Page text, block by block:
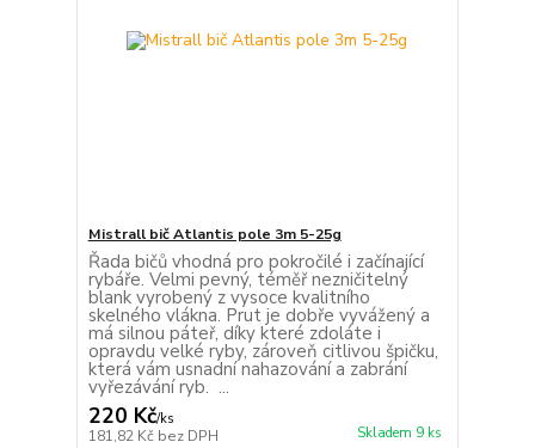
Mistrall bič Atlantis pole 3m 5-25g
Řada bičů vhodná pro pokročilé i začínající
rybáře. Velmi pevný, téměř nezničitelný
blank vyrobený z vysoce kvalitního
skelného vlákna. Prut je dobře vyvážený a
má silnou páteř, díky které zdoláte i
opravdu velké ryby, zároveň citlivou špičku,
která vám usnadní nahazování a zabrání
vyřezávání ryb. ...
220 Kč/ks
181,82 Kč bez DPH Skladem 9 ks